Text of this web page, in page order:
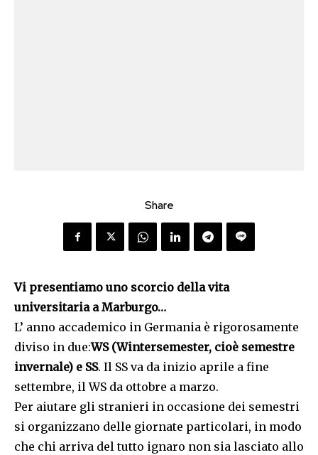
Share
Vi presentiamo uno scorcio della vita
universitaria a Marburgo…
L’ anno accademico in Germania è rigorosamente
diviso in due:WS (Wintersemester, cioè semestre
invernale) e SS. Il SS va da inizio aprile a fine
settembre, il WS da ottobre a marzo.
Per aiutare gli stranieri in occasione dei semestri
si organizzano delle giornate particolari, in modo
che chi arriva del tutto ignaro non sia lasciato allo